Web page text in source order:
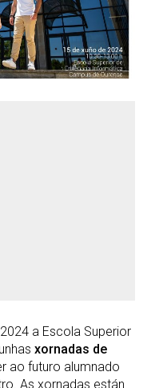
a Escola Superior
xornadas de
ao futuro alumnado
As xornadas están